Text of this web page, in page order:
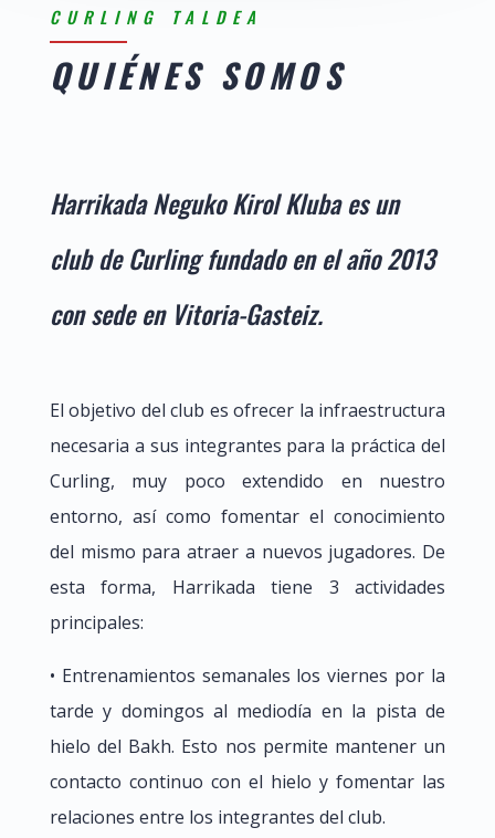
CURLING TALDEA
QUIÉNES SOMOS
Harrikada Neguko Kirol Kluba es un
club de Curling fundado en el año 2013
con sede en Vitoria-Gasteiz.
El objetivo del club es ofrecer la infraestructura
necesaria a sus integrantes para la práctica del
Curling, muy poco extendido en nuestro
entorno, así como fomentar el conocimiento
del mismo para atraer a nuevos jugadores. De
esta forma, Harrikada tiene 3 actividades
principales:
• Entrenamientos semanales los viernes por la
tarde y domingos al mediodía en la pista de
hielo del Bakh. Esto nos permite mantener un
contacto continuo con el hielo y fomentar las
relaciones entre los integrantes del club.